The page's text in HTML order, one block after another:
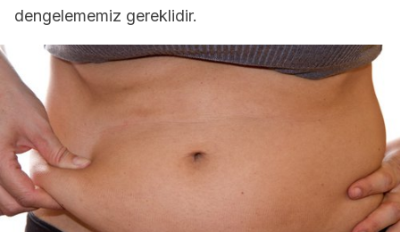
dengelememiz gereklidir.